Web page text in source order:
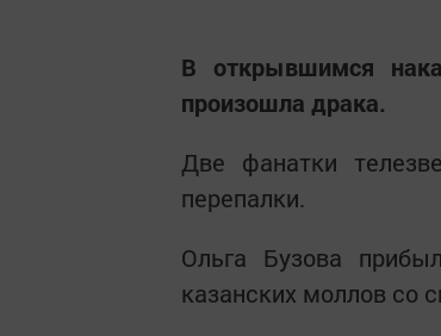
В открывшимся
произошла драка.
Две фанатки
перепалки.
Ольга Бузова
казанских моллов со